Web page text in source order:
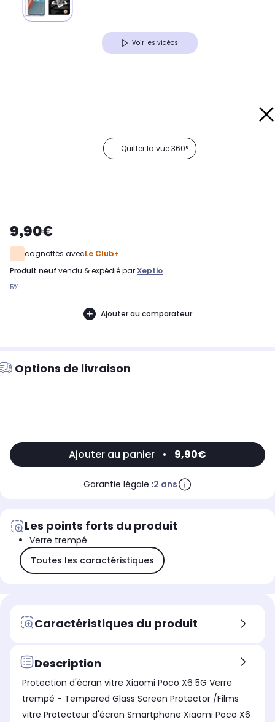
Voir les vidéos
Quitter la vue 360°
9,90€
cagnottés avecLe Club+
produit neuf vendu & expédié parXeptio
5%
Ajouter au comparateur
Options de livraison
Ajouter au panier • 9,90€
Garantie légale :2 ans
Les points forts du produit
Verre trempé
Toutes les caractéristiques
Caractéristiques du produit
Description
Protection d'écran vitre Xiaomi Poco X6 5G Verre
trempé - Tempered Glass Screen Protector /Films
vitre Protecteur d'écran Smartphone Xiaomi Poco X6